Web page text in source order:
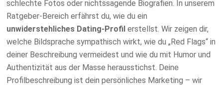
schlechte Fotos oder nichtssagende Biografien. In unserem
Ratgeber-Bereich erfährst du, wie du ein
unwiderstehliches Dating-Profil erstellst. Wir zeigen dir,
welche Bildsprache sympathisch wirkt, wie du „Red Flags“ in
deiner Beschreibung vermeidest und wie du mit Humor und
Authentizität aus der Masse herausstichst. Deine
Profilbeschreibung ist dein persönliches Marketing – wir